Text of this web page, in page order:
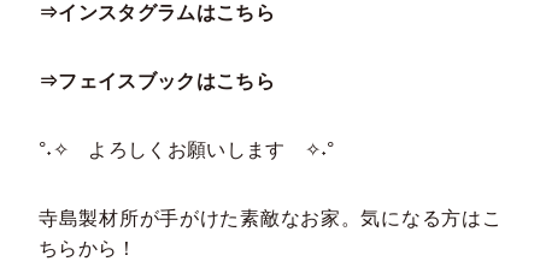
⇒インスタグラムはこちら
⇒フェイスブックはこちら
°˖✧ よろしくお願いします ✧˖°
寺島製材所が手がけた素敵なお家。気になる方はこ
ちらから！